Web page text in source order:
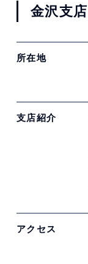
金沢支
所在地
支店紹介
アクセス